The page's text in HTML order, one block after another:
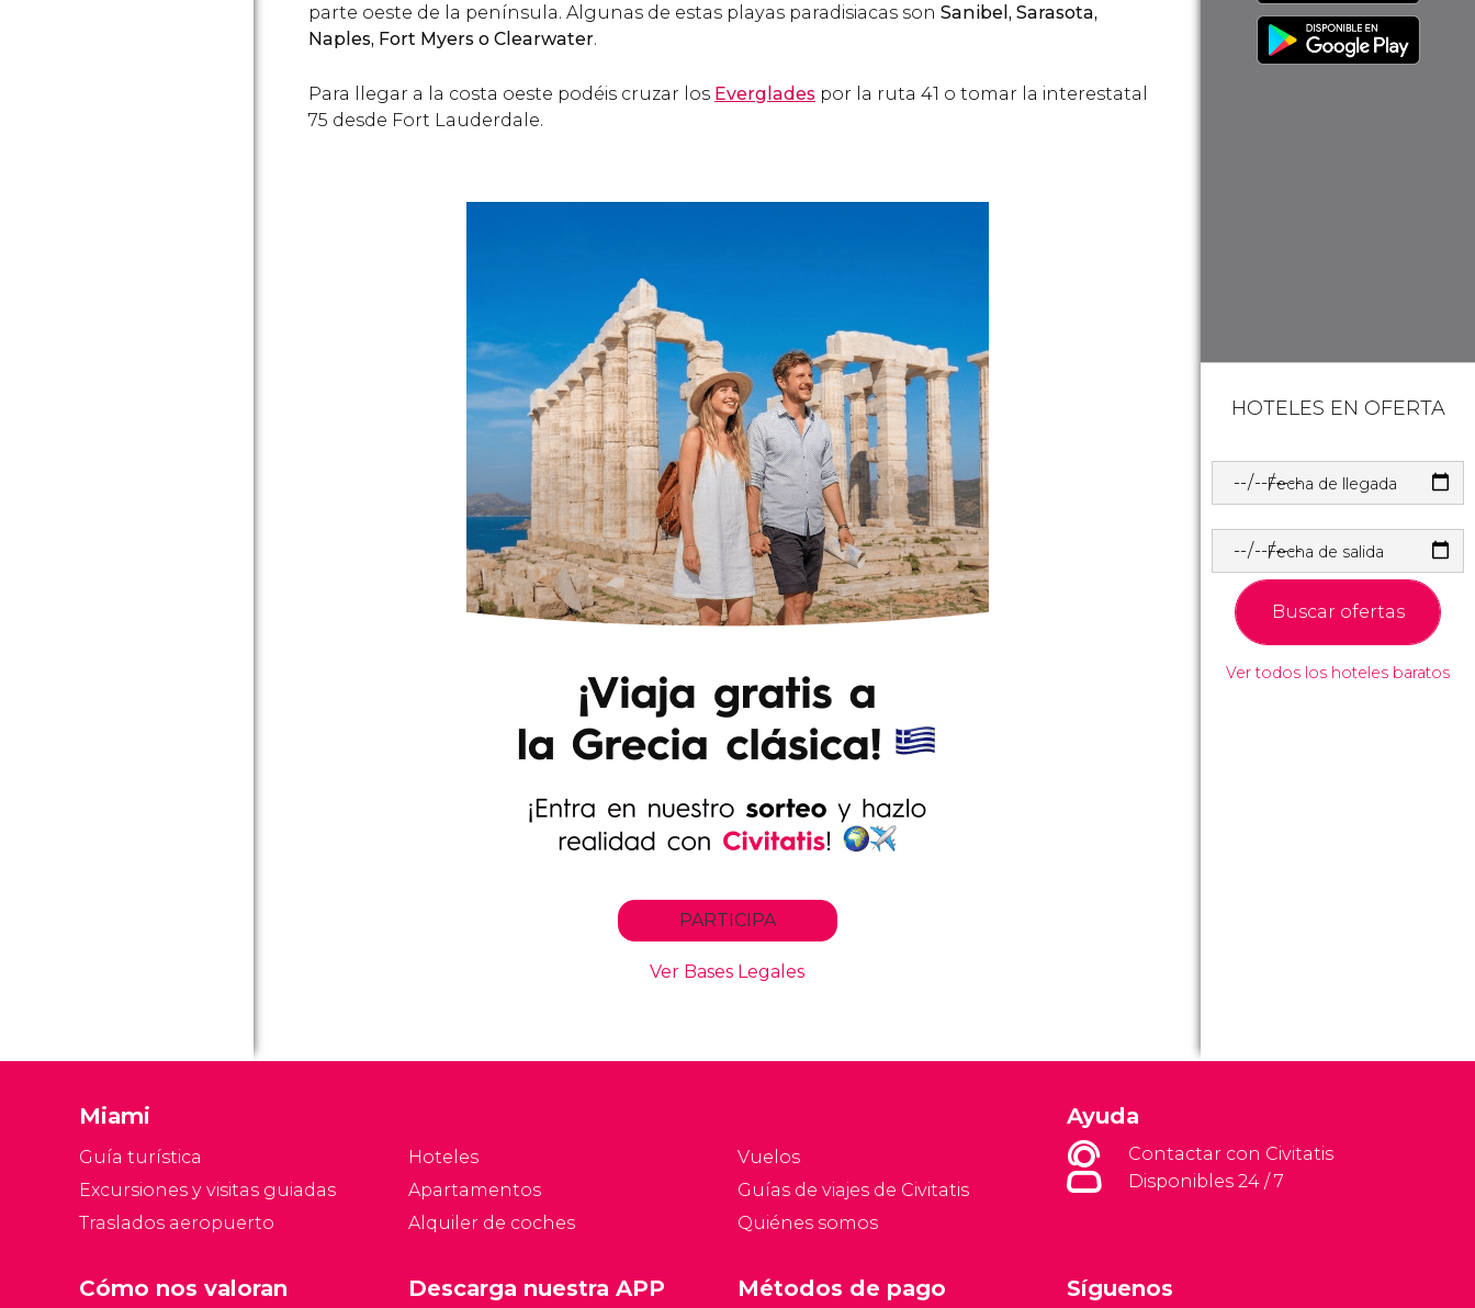
parte oeste de la península. Algunas de estas playas paradisiacas son Sanibel, Sarasota,
Naples, Fort Myers o Clearwater.
Para llegar a la costa oeste podéis cruzar los Everglades por la ruta 41 o tomar la interestatal
75 desde Fort Lauderdale.
HOTELES EN OFERTA
Fecha de llegada
Fecha de salida
Buscar ofertas
Ver todos los hoteles baratos
Miami
Guía turística
Excursiones y visitas guiadas
Traslados aeropuerto
Hoteles
Apartamentos
Alquiler de coches
Vuelos
Guías de viajes de Civitatis
Quiénes somos
Ayuda
Contactar con Civitatis
Disponibles 24 / 7
Cómo nos valoran Síguenos
Descarga nuestra APP Métodos de pago